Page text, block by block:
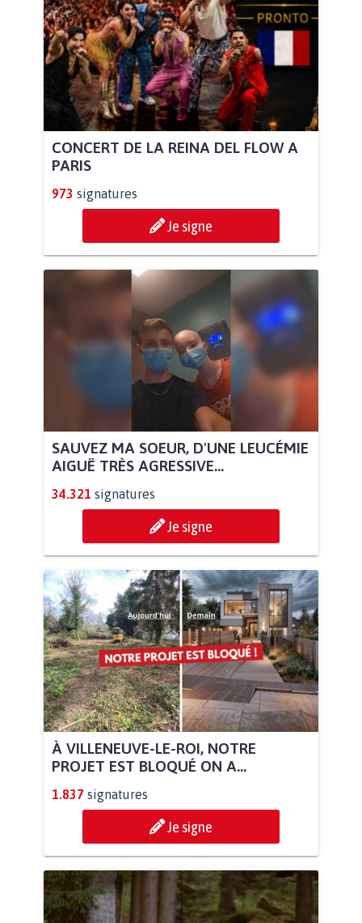
CONCERT DE LA REINA DEL FLOW A
PARIS
973 signatures
Je signe
SAUVEZ MA SOEUR, D'UNE LEUCÉMIE
AIGUË TRÈS AGRESSIVE...
34.321 signatures
Je signe
À VILLENEUVE-LE-ROI, NOTRE
PROJET EST BLOQUÉ ON A...
1.837 signatures
Je signe